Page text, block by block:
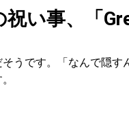
い事、「
うです。「なんで隠